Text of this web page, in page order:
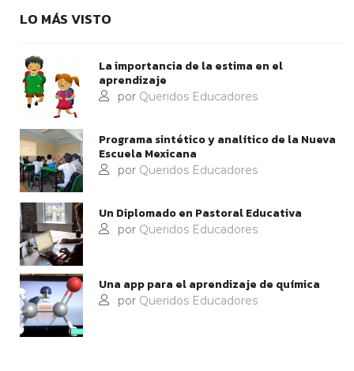
LO MÁS VISTO
La importancia de la estima en el
aprendizaje
por Queridos Educadores
Programa sintético y analítico de la Nueva
Escuela Mexicana
por Queridos Educadores
Un Diplomado en Pastoral Educativa
por Queridos Educadores
Una app para el aprendizaje de química
por Queridos Educadores